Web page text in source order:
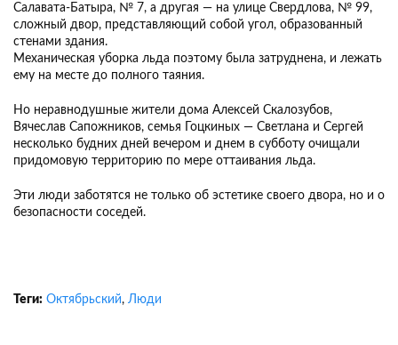
Салавата‑Батыра, № 7, а другая — на улице Свердлова, № 99,
сложный двор, представляющий собой угол, образованный
стенами здания.
Механическая уборка льда поэтому была затруднена, и лежать
ему на месте до полного таяния.
Но неравнодушные жители дома Алексей Скалозубов,
Вячеслав Сапожников, семья Гоцкиных — Светлана и Сергей
несколько будних дней вечером и днем в субботу очищали
придомовую территорию по мере оттаивания льда.
Эти люди заботятся не только об эстетике своего двора, но и о
безопасности соседей.
Теги: Октябрьский, Люди